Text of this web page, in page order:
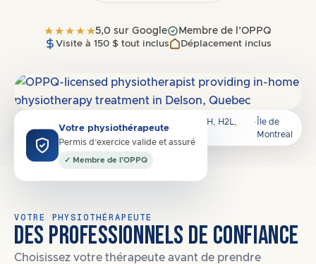
5,0 sur Google
Membre de l’OPPQ
Visite à 150 $ tout inclus
Déplacement inclus
H3A, H5A, H3B, H5B, H3C, H3G, H3H, H2L,
H2K, H2Y, H2Z, H4Z
· Île de
Montreal
Votre physiothérapeute
Permis d’exercice valide et assuré
✓ Membre de l’OPPQ
VOTRE PHYSIOTHÉRAPEUTE
DES PROFESSIONNELS DE CONFIANCE
Choisissez votre thérapeute avant de prendre